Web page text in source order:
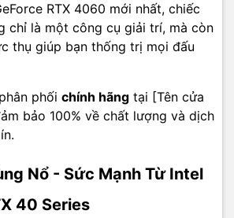
RTX 4060 mới nhất, chiếc
chỉ là một công cụ giải trí, mà còn
thụ giúp bạn thống trị mọi đấu
phối chính hãng tại [Tên cửa
bảo 100% về chất lượng và dịch
Nổ - Sức Mạnh Từ Intel
40 Series
Tổng đài, Màn hình tương tác, linh kiện
tivi, tủ lạnh, máy giặt, máy hút ẩm, đồ gia
bị công nghệ khác.dienmay.xyzcam kết
hãng, giá tốt, dịch vụ chuyên nghiệp
của doanh nghiệp cũng như gia đình và cá